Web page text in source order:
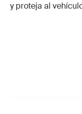
y proteja al